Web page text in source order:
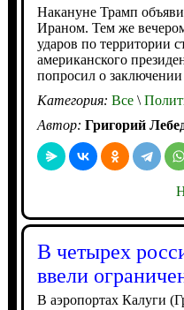
Накануне Трамп
Ираном. Тем же
ударов по территории
американского
попросил о заключении
Категория: Все\
Автор: Григорий
В четырех
ввели
В аэропортах Калуги